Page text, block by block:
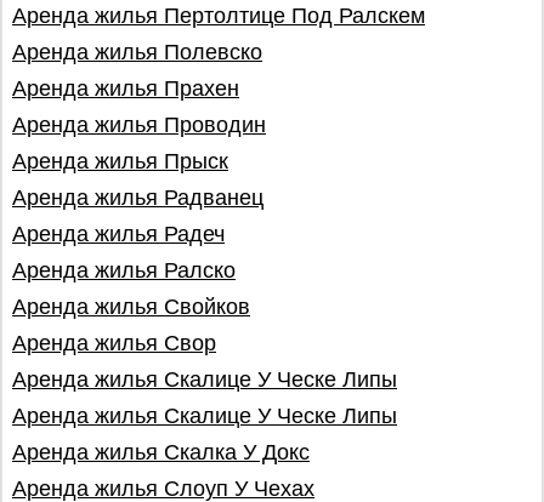
Аренда жилья Пертолтице Под Ралскем
Аренда жилья Полевско
Аренда жилья Прахен
Аренда жилья Проводин
Аренда жилья Прыск
Аренда жилья Радванец
Аренда жилья Радеч
Аренда жилья Ралско
Аренда жилья Свойков
Аренда жилья Свор
Аренда жилья Скалице У Ческе Липы
Аренда жилья Скалице У Ческе Липы
Аренда жилья Скалка У Докс
Аренда жилья Слоуп У Чехах